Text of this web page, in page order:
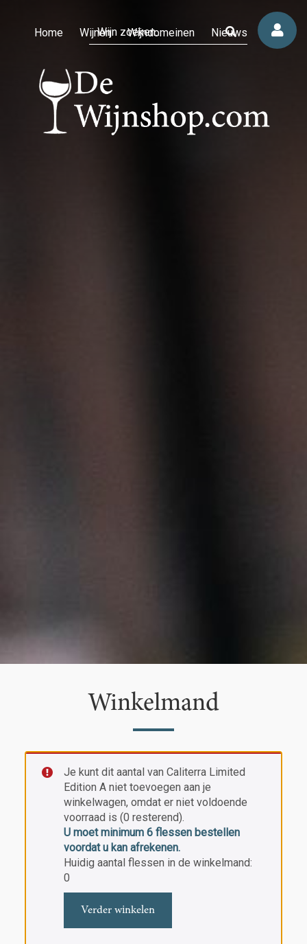
Home Wijnen Wijndomeinen Nieuws
Winkelmand
Je kunt dit aantal van Caliterra Limited
Edition A niet toevoegen aan je
winkelwagen, omdat er niet voldoende
voorraad is (0 resterend).
U moet minimum 6 flessen bestellen
voordat u kan afrekenen.
Huidig aantal flessen in de winkelmand:
0
Verder winkelen